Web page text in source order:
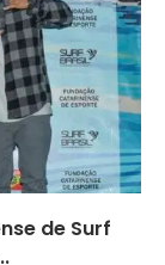
de Surf